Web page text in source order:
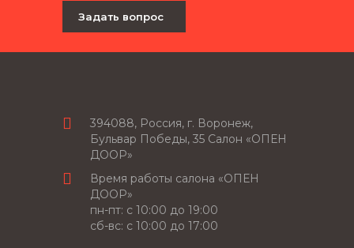
Задать вопрос
394088, Россия, г. Воронеж,
Бульвар Победы, 35 Салон «ОПЕН
ДООР»
Время работы салона «ОПЕН
ДООР»
пн-пт: c 10:00 до 19:00
сб-вс: с 10:00 до 17:00